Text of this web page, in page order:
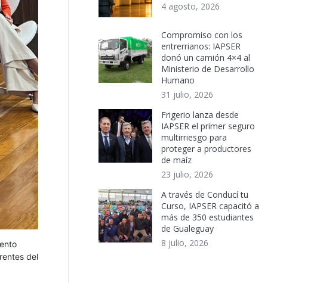
del
4 agosto, 2026
Compromiso con los
entrerrianos: IAPSER
donó un camión 4×4 al
Ministerio de Desarrollo
Humano
31 julio, 2026
Frigerio lanza desde
IAPSER el primer seguro
multirriesgo para
proteger a productores
de maíz
23 julio, 2026
A través de Conducí tu
Curso, IAPSER capacitó a
más de 350 estudiantes
de Gualeguay
8 julio, 2026